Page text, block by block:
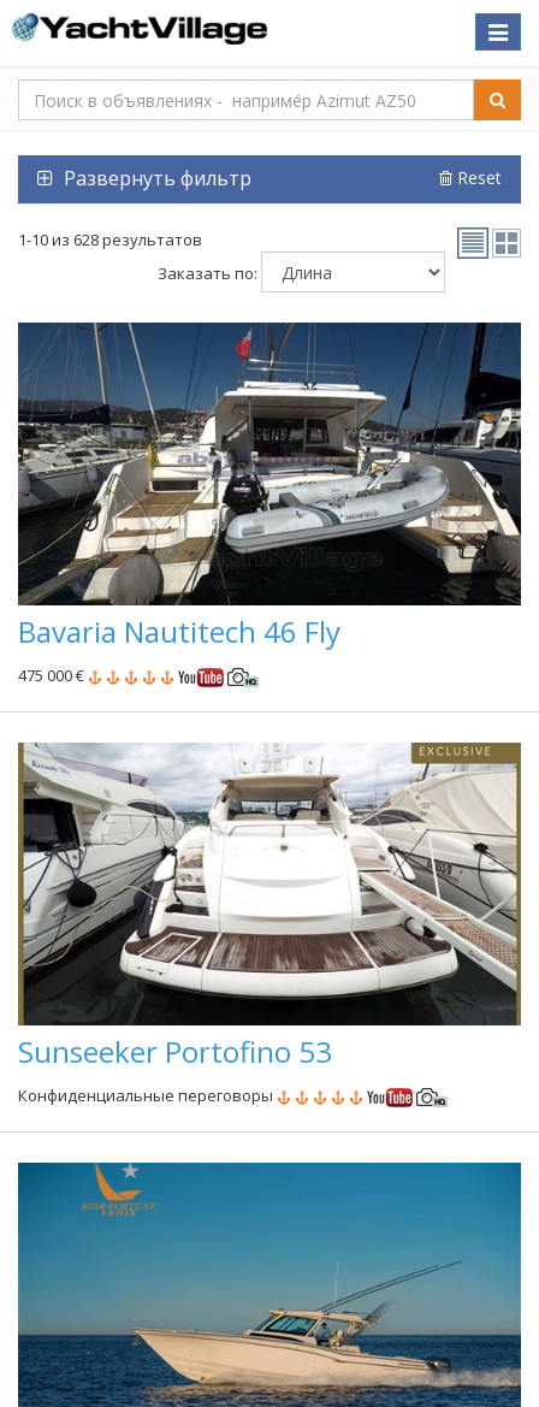
Toggle
Развернуть фильтр Reset
1-10 из 628 результатов
Заказать по:
Bavaria Nautitech 46 Fly
475 000 €
Sunseeker Portofino 53
Конфиденциальные переговоры